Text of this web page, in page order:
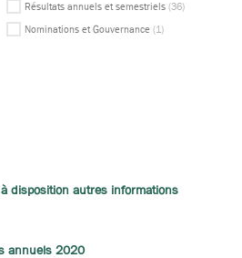
Résultats annuels et semestriels(36)
Nominations et Gouvernance(1)
disposition autres informations
annuels 2020